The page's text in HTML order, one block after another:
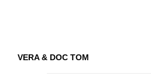
VERA & DOC TOM